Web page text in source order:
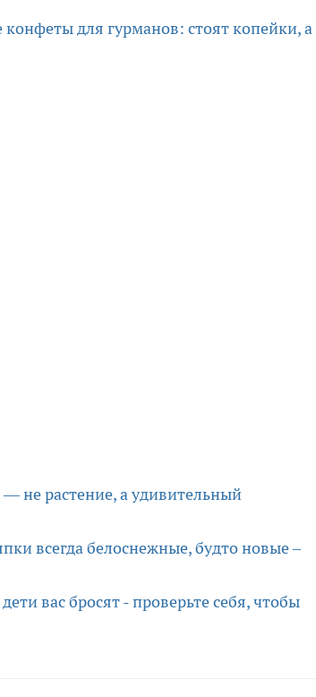
для гурманов: стоят копейки, а
не растение, а удивительный
всегда белоснежные, будто новые –
вас бросят - проверьте себя, чтобы